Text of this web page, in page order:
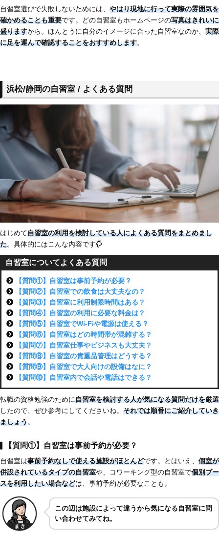
自習室選びで失敗しないためには、 やはり現地に行って実際の雰囲気を
確かめることも重要です。どの自習室もホームページの写真はきれいに
盛りますから。ほんとうに自分のイメージに合った自習室なのか、 実際
に足を運んで確認することをおすすめします。
浜松/静岡の自習室 / よくある質問
はじめて自習室の利用を検討している人によくある質問をまとめまし
た。具体的にはこんな内容です
自習室についてよくある質問
【質問①】自習室は事前予約が必要？
【質問②】自習室での飲食は大丈夫なの？
【質問③】自習室に利用制限時間はある？
【質問④】自習室の利用に必要な料金は？
【質問⑤】自習室でWi-Fiや電源は使える？
【質問⑥】自習室はどの時間帯が混雑する？
【質問⑦】自習室仕事やビジネスも大丈夫？
【質問⑧】自習室の貴重品管理はどうする？
【質問⑨】自習室で大人向けの設備はなに？
【質問⑩】自習室内で会話や電話はできる？
転職の資格勉強のために自習室を検討する人が気になる質問だけを厳選
したので、ぜひ参考にしてくださいね。 それでは順番にご紹介していき
ましょう。
【質問①】自習室は事前予約が必要？
自習室は事前予約なしで使える施設がほとんどです。とはいえ、 個室が
併設されているタイプの自習室や、コワーキング型の自習室で個別ブー
スを利用したい場合などは、事前予約が必要なことも。
この辺は施設によって違うから気になる自習室に問
い合わせてみてね。